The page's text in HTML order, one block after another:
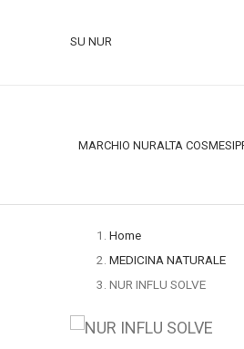
SU NUR
MARCHIO NURALTA COSMESI
Home
MEDICINA NATURALE
NUR INFLU SOLVE